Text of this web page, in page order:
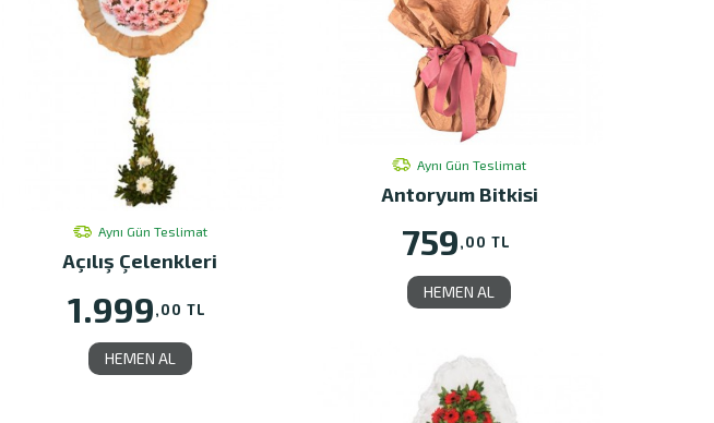
Aynı Gün Teslimat
Açılış Çelenkleri
1.999,00 TL
HEMEN AL
Aynı Gün Teslimat
Antoryum Bitkisi
759,00 TL
HEMEN AL